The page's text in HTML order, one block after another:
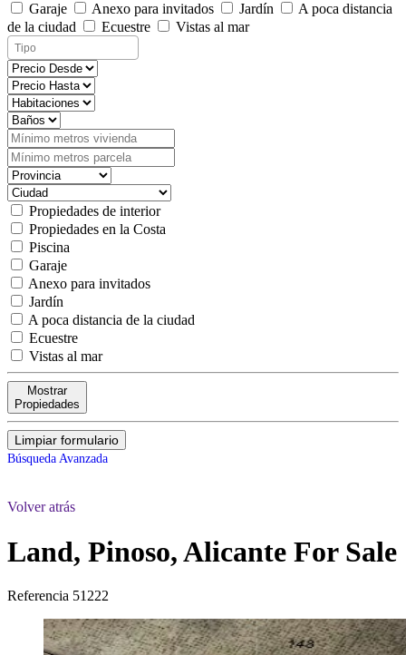
Garaje
Anexo para invitados Jardín
A poca distancia
de la ciudad
Ecuestre Vistas al mar
Propiedades de interior
Propiedades en la Costa
Piscina
Garaje
Anexo para invitados
Jardín
A poca distancia de la ciudad
Ecuestre
Vistas al mar
Mostrar
Propiedades
Limpiar formulario
Búsqueda Avanzada
Volver atrás
Land, Pinoso, Alicante For Sale
Referencia 51222